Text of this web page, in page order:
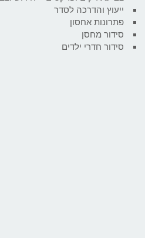
ייעוץ והדרכה לסדר
פתרונות אחסון
סידור מחסן
סידור חדרי ילדים